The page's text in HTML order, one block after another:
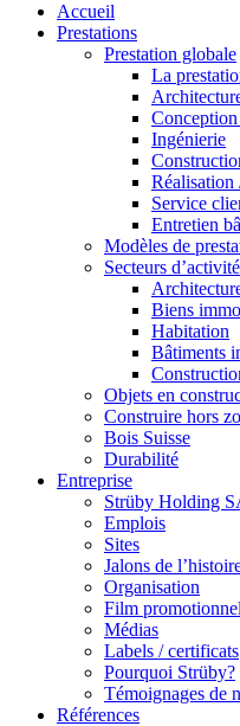
Accueil
Prestations
Prestation globale
La
Ingénierie
Service
Entretien
Modèles de
Secteurs d’activité
Biens
Habitation
Bâtiments
Objets en
Construire hors
Bois Suisse
Durabilité
Entreprise
Strüby Holding
Emplois
Sites
Jalons de
Organisation
Film
Médias
Labels / certificats
Pourquoi Strüby?
Témoignages de
Références